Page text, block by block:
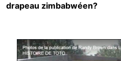
drapeau zimbabwéen?
Image